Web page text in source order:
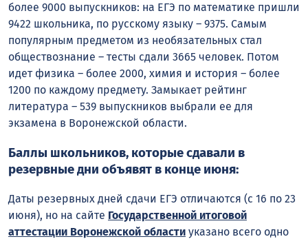
более 9000 выпускников: на ЕГЭ по математике пришли
9422 школьника, по русскому языку – 9375. Самым
популярным предметом из необязательных стал
обществознание – тесты сдали 3665 человек. Потом
идет физика – более 2000, химия и история – более
1200 по каждому предмету. Замыкает рейтинг
литература – 539 выпускников выбрали ее для
экзамена в Воронежской области.
Баллы школьников, которые сдавали в
резервные дни объявят в конце июня:
Даты резервных дней сдачи ЕГЭ отличаются (с 16 по 23
июня), но на сайте Государственной итоговой
аттестации Воронежской области указано всего одно